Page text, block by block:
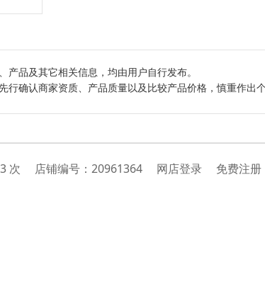
产品及其它相关信息，均由用户自行发布。
行确认商家资质、产品质量以及比较产品价格，慎重作出
次 店铺编号： 20961364 网店登录 免费注册